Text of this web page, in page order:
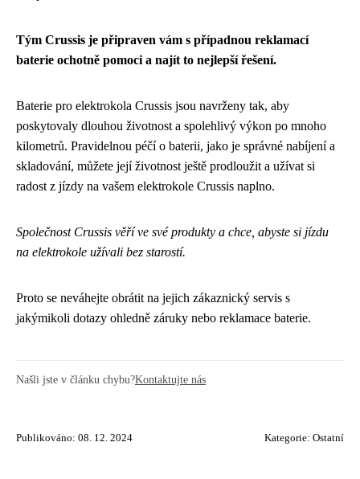
Tým Crussis je připraven vám s případnou reklamací
baterie ochotně pomoci a najít to nejlepší řešení.
Baterie pro elektrokola Crussis jsou navrženy tak, aby
poskytovaly dlouhou životnost a spolehlivý výkon po mnoho
kilometrů. Pravidelnou péčí o baterii, jako je správné nabíjení a
skladování, můžete její životnost ještě prodloužit a užívat si
radost z jízdy na vašem elektrokole Crussis naplno.
Společnost Crussis věří ve své produkty a chce, abyste si jízdu
na elektrokole užívali bez starostí.
Proto se neváhejte obrátit na jejich zákaznický servis s
jakýmikoli dotazy ohledně záruky nebo reklamace baterie.
Našli jste v článku chybu?Kontaktujte nás
Publikováno: 08. 12. 2024 Kategorie: Ostatní